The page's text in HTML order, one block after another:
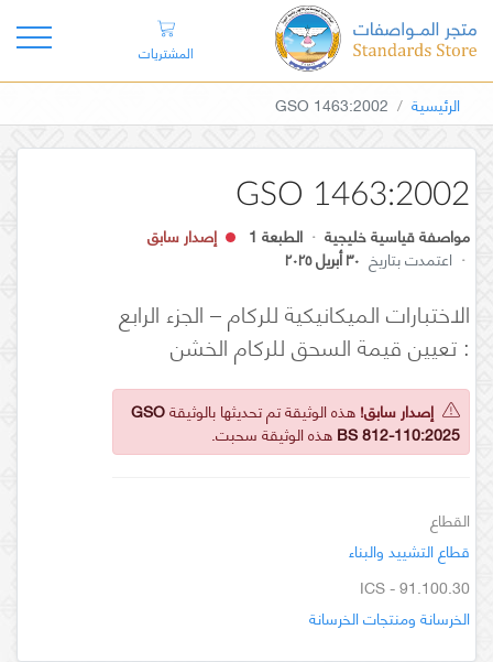
المشتريات
الرئيسية GSO 1463:2002
GSO 1463:2002
مواصفة قياسية خليجية · الطبعة 1
إصدار سابق
· اعتمدت بتاريخ ٣٠ أبريل ٢٠٢٥
الاختبارات الميكانيكية للركام – الجزء الرابع
: تعيين قيمة السحق للركام الخشن
إصدار سابق! هذه الوثيقة تم تحديثها بالوثيقةGSO
BS 812-110:2025 هذه الوثيقة سحبت.
القطاع
قطاع التشييد والبناء
ICS - 91.100.30
الخرسانة ومنتجات الخرسانة